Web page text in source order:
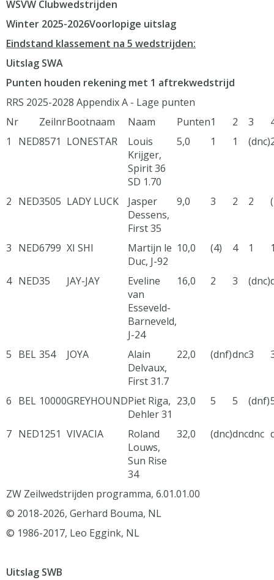
WSVW Clubwedstrijden
Winter 2025-2026Voorlopige uitslag
Eindstand klassement na 5 wedstrijden:
Uitslag SWA
Punten houden rekening met 1 aftrekwedstrijd
RRS 2025-2028 Appendix A - Lage punten
Nr
ZeilnrBootnaam Naam Punten1 2 3
1
NED8571 LONESTAR
Louis
Krijger,
Spirit 36
SD 1.70
5,0 1 1 (dnc)
2 NED3505 LADY LUCK
Jasper
Dessens,
First 35
9,0 3 2 2
3 NED6799 XI SHI
Martijn le
Duc, J-92
10,0 (4) 4 1
4 NED35 JAY-JAY
Eveline
van
Esseveld-
Barneveld,
J-24
16,0 2 3 (dnc)
5 BEL 354 JOYA
Alain
Delvaux,
First 31.7
22,0 (dnf)dnc3
6 BEL 10000GREYHOUNDPiet Riga,
Dehler 31
23,0 5 5 (dnf)
7 NED1251 VIVACIA
Roland
Louws,
Sun Rise
34
32,0 (dnc)dncdnc
ZW Zeilwedstrijden programma, 6.01.01.00
© 2018-2026, Gerhard Bouma, NL
© 1986-2017, Leo Eggink, NL
Uitslag SWB